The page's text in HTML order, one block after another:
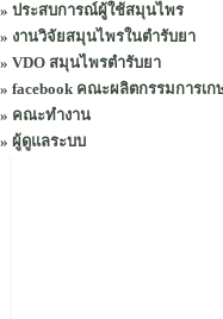
» ประสบการณ์ผู้ใช้สมุนไพร
» งานวิจัยสมุนไพรในตำรับยา
» VDO สมุนไพรตำรับยา
» facebook คณะผลิตกรรมการเก
» คณะทำงาน
» ผู้ดูแลระบบ